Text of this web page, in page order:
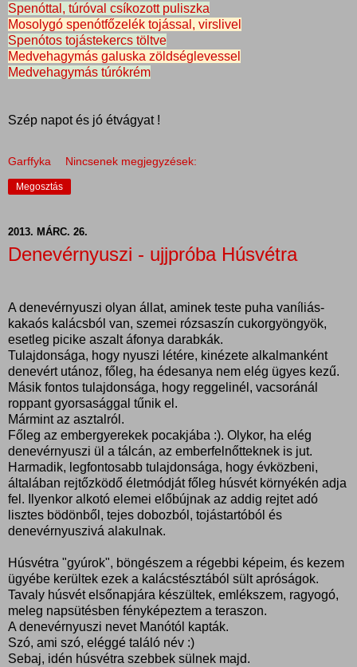
Spenóttal, túróval csíkozott puliszka
Mosolygó spenótfőzelék tojással, virslivel
Spenótos tojástekercs töltve
Medvehagymás galuska zöldséglevessel
Medvehagymás túrókrém
Szép napot és jó étvágyat !
Garffyka Nincsenek megjegyzések:
Megosztás
2013. MÁRC. 26.
Denevérnyuszi - ujjpróba Húsvétra
A denevérnyuszi olyan állat, aminek teste puha vaníliás-
kakaós kalácsból van, szemei rózsaszín cukorgyöngyök,
esetleg picike aszalt áfonya darabkák.
Tulajdonsága, hogy nyuszi létére, kinézete alkalmanként
denevért utánoz, főleg, ha édesanya nem elég ügyes kezű.
Másik fontos tulajdonsága, hogy reggelinél, vacsoránál
roppant gyorsasággal tűnik el.
Mármint az asztalról.
Főleg az embergyerekek pocakjába :). Olykor, ha elég
denevérnyuszi ül a tálcán, az emberfelnőtteknek is jut.
Harmadik, legfontosabb tulajdonsága, hogy évközbeni,
általában rejtőzködő életmódját főleg húsvét környékén adja
fel. Ilyenkor alkotó elemei előbújnak az addig rejtet adó
lisztes bödönből, tejes dobozból, tojástartóból és
denevérnyuszivá alakulnak.
Húsvétra "gyúrok", böngészem a régebbi képeim, és kezem
ügyébe kerültek ezek a kalácstésztából sült apróságok.
Tavaly húsvét elsőnapjára készültek, emlékszem, ragyogó,
meleg napsütésben fényképeztem a teraszon.
A denevérnyuszi nevet Manótól kapták.
Szó, ami szó, eléggé találó név :)
Sebaj, idén húsvétra szebbek sülnek majd.